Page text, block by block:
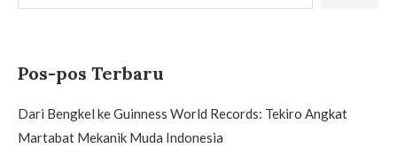
Pos-pos Terbaru
Dari Bengkel ke Guinness World Records: Tekiro Angkat
Martabat Mekanik Muda Indonesia